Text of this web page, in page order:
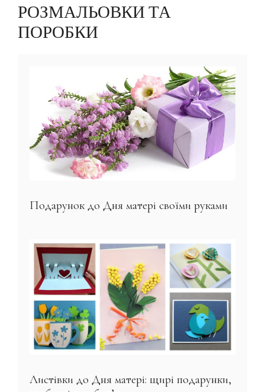
РОЗМАЛЬОВКИ ТА
ПОРОБКИ
Подарунок до Дня матері своїми руками
Листівки до Дня матері: щирі подарунки,